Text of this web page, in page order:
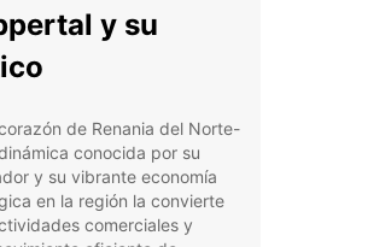
y su
de Renania del Norte-
conocida por su
y su vibrante economía
en la región la convierte
comerciales y